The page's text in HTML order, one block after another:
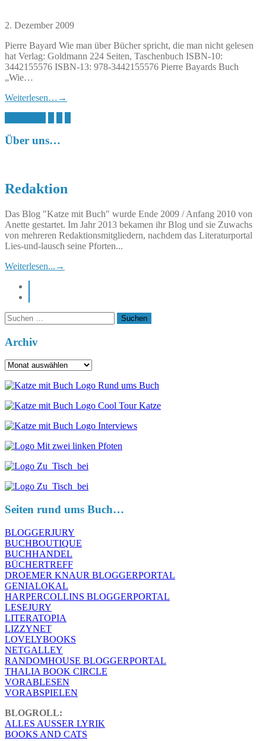
2. Dezember 2009
Pierre Bayard Wie man über Bücher spricht, die man nicht gelesen
hat Verlag: Goldmann 224 Seiten, Taschenbuch ISBN-10:
3442155576 ISBN-13: 978-3442155576 Pierre Bayards Buch
„Wie…
Weiterlesen… →
Seitennummerierung
der
Über uns…
Redaktion
Das Blog "Katze mit Buch" wurde Ende 2009 / Anfang 2010 von
Anette gestartet. Im Jahr 2013 bekamen ihr Blog und sie Zuwachs
von mehreren Redaktionsmitgliedern, nachdem das Literaturportal
Lies-und-lausch seine Pforten...
Weiterlesen... →
Suchen
nach:
Archiv
Archiv
Seiten rund ums Buch…
BLOGGERJURY
BUCHBOUTIQUE
BUCHHANDEL
BÜCHERTREFF
DROEMER KNAUR BLOGGERPORTAL
GENIALOKAL
HARPERCOLLINS BLOGGERPORTAL
LESEJURY
LITERATOPIA
LIZZYNET
LOVELYBOOKS
NETGALLEY
RANDOMHOUSE BLOGGERPORTAL
THALIA BOOK CIRCLE
VORABLESEN
VORABSPIELEN
BLOGROLL:
ALLES AUSSER LYRIK
BOOKS AND CATS